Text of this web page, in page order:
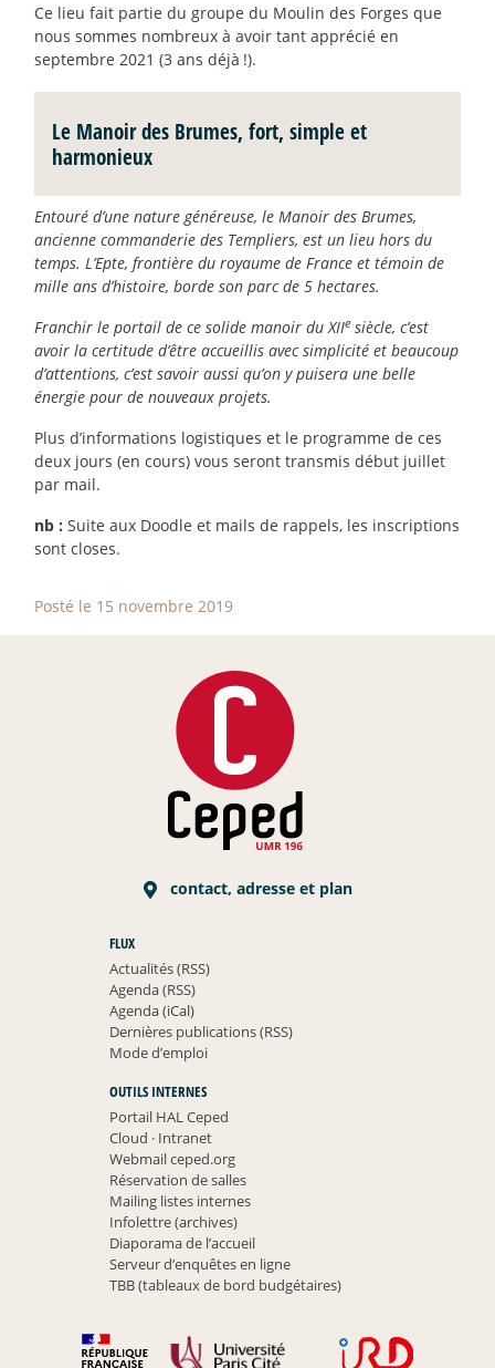
Ce lieu fait partie du groupe du Moulin des Forges que
nous sommes nombreux à avoir tant apprécié en
septembre 2021 (3 ans déjà !).
Le Manoir des Brumes, fort, simple et
harmonieux
Entouré d’une nature généreuse, le Manoir des Brumes,
ancienne commanderie des Templiers, est un lieu hors du
temps. L’Epte, frontière du royaume de France et témoin de
mille ans d’histoire, borde son parc de 5 hectares.
Franchir le portail de ce solide manoir du XIIe siècle, c’est
avoir la certitude d’être accueillis avec simplicité et beaucoup
d’attentions, c’est savoir aussi qu’on y puisera une belle
énergie pour de nouveaux projets.
Plus d’informations logistiques et le programme de ces
deux jours (en cours) vous seront transmis début juillet
par mail.
nb : Suite aux Doodle et mails de rappels, les inscriptions
sont closes.
Posté le 15 novembre 2019
contact, adresse et plan
FLUX
Actualités (RSS)
Agenda (RSS)
Agenda (iCal)
Dernières publications (RSS)
Mode d’emploi
OUTILS INTERNES
Portail HAL Ceped
Cloud ·Intranet
Webmail ceped.org
Réservation de salles
Mailing listes internes
Infolettre (archives)
Diaporama de l’accueil
Serveur d’enquêtes en ligne
TBB (tableaux de bord budgétaires)